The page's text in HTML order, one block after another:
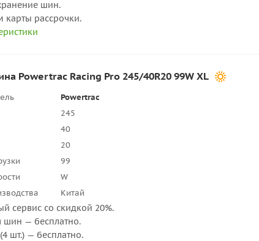
шин.
рассрочки.
Powertrac Racing Pro 245/40R20 99W XL
Powertrac
245
40
20
99
W
Китай
сервис со скидкой 20%.
шин — бесплатно.
шт.) — бесплатно.